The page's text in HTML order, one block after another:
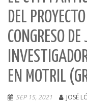
DEL
CONGRESO
EN MOTRIL
SEP 15, 2021 JOSÉ